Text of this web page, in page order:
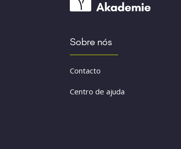
Sobre nós
Contacto
Centro de ajuda